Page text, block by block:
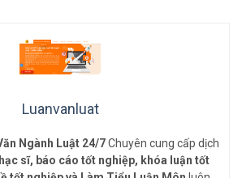
Luanvanluat
Ngành Luật 24/7Chuyên cung cấp dịch
sĩ, báo cáo tốt nghiệp, khóa luận tốt